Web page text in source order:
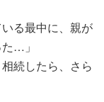
る最中に、親が
…」
続したら、さら